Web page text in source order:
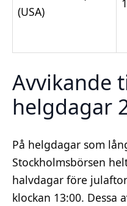
(USA)
Avvikande
helgdagar
På helgdagar som
Stockholmsbörsen
halvdagar före
klockan 13:00. Dessa